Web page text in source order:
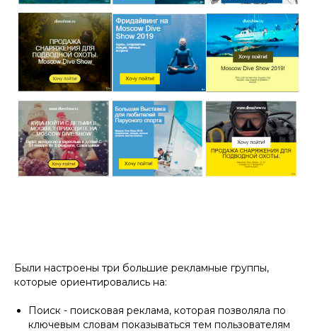
Были настроены три большие рекламные группы,
которые ориентировались на:
Поиск - поисковая реклама, которая позволяла по
ключевым словам показываться тем пользователям